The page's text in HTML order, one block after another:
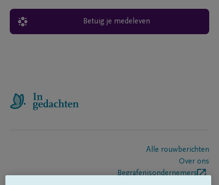
Betuig je medeleven
Alle rouwberichten
Over ons
Begrafenisondernemers